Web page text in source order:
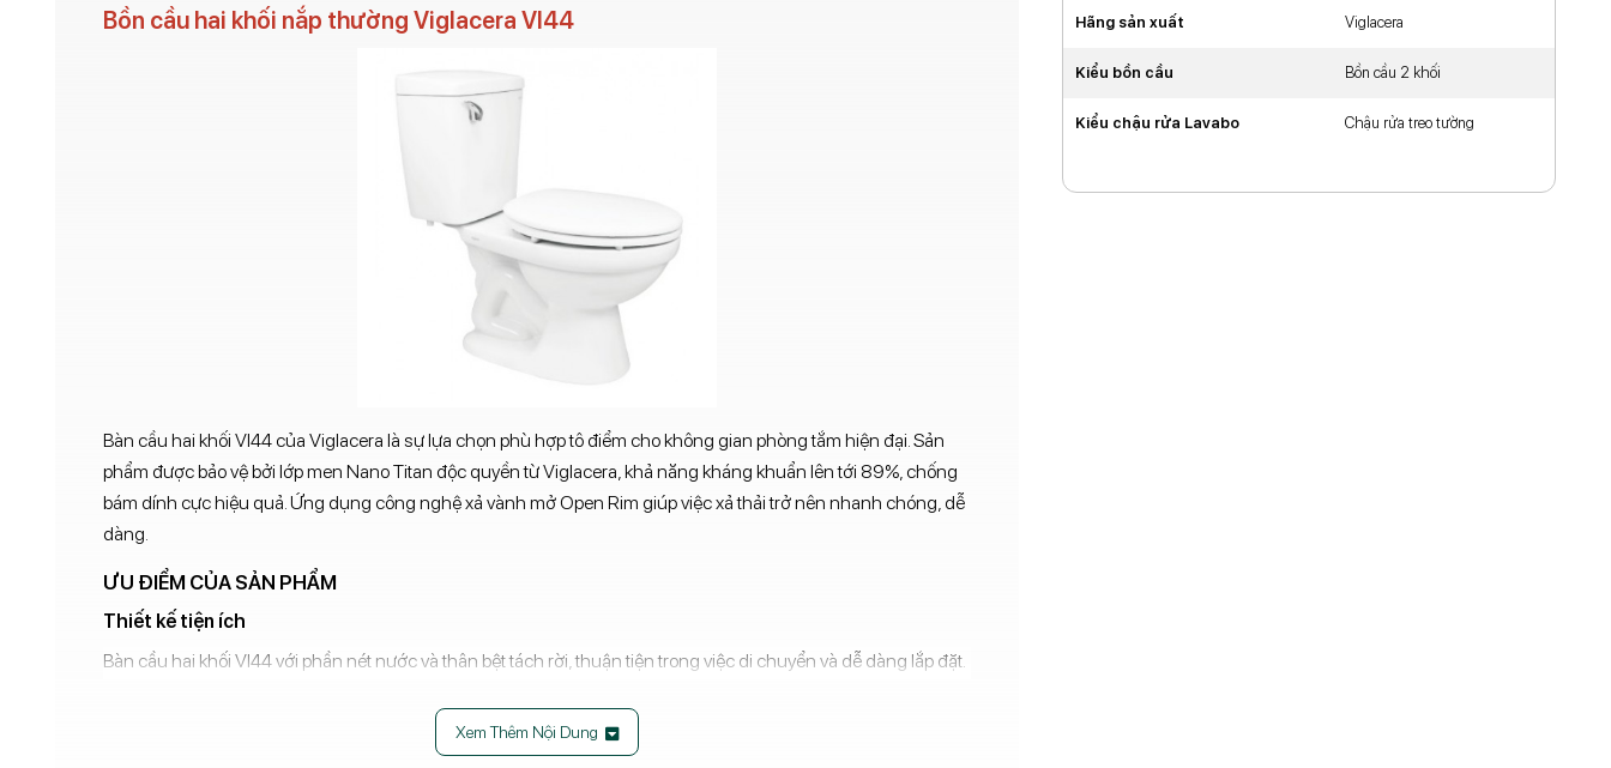
Bồn cầu hai khối nắp thường Viglacera VI44
Bàn cầu hai khối VI44 của Viglacera là sự lựa chọn phù hợp tô điểm cho không gian phòng tắm hiện đại. Sản
phẩm được bảo vệ bởi lớp men Nano Titan độc quyền từ Viglacera, khả năng kháng khuẩn lên tới 89%, chống
bám dính cực hiệu quả. Ứng dụng công nghệ xả vành mở Open Rim giúp việc xả thải trở nên nhanh chóng, dễ
dàng.
ƯU ĐIỂM CỦA SẢN PHẨM
Thiết kế tiện ích
Bàn cầu hai khối VI44 với phần nét nước và thân bệt tách rời, thuận tiện trong việc di chuyển và dễ dàng lắp đặt.
nước hoặc thân bàn cầu. Đây là ưu thế mà các loại bàn cầu khác khó có được.
Xem Thêm Nội Dung
Hãng sản xuất Viglacera
Kiểu bồn cầu Bồn cầu 2 khối
Kiểu chậu rửa Lavabo Chậu rửa treo tường